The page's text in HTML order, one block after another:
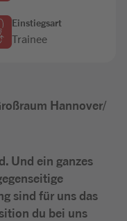
Einstiegsart
Trainee
Hannover/
Und ein ganzes
sind für uns das
du bei uns